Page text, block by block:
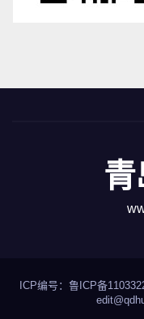
青
ICP编号： 鲁ICP备